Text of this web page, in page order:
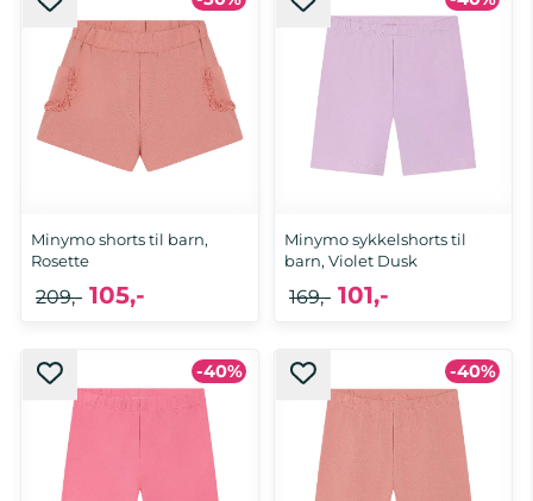
Minymo shorts til barn,
Rosette
105,-
209,-
Minymo sykkelshorts til
barn, Violet Dusk
101,-
169,-
-40% -40%